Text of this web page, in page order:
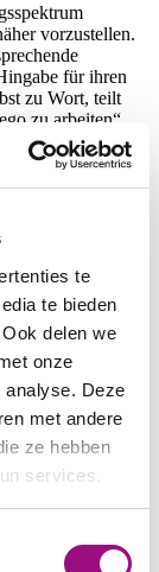
te
te bieden
delen we
onze
analyse. Deze
met andere
ze hebben
services.
vorzustellen.
für ihren
zu Wort, teilt
zu arbeiten“,
Filmprojekt leitet.
zeigen.
unsere
hinter den
beispielsweise
Reifenpanne
zu bewahren
berichtet Social
Dreh